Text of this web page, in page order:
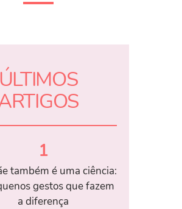
ÚLTIMOS
1
também é uma ciência:
gestos que fazem
a diferença